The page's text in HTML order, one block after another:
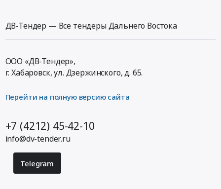
ДВ-Тендер — Все тендеры Дальнего Востока
ООО «ДВ-Тендер»,
г. Хабаровск,ул. Дзержинского, д. 65.
Перейти на полную версию сайта
+7 (4212) 45-42-10
info@dv-tender.ru
Telegram